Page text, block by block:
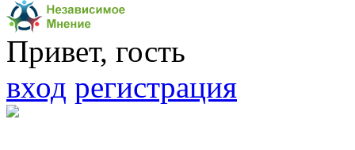
Привет, гость
вход регистрация